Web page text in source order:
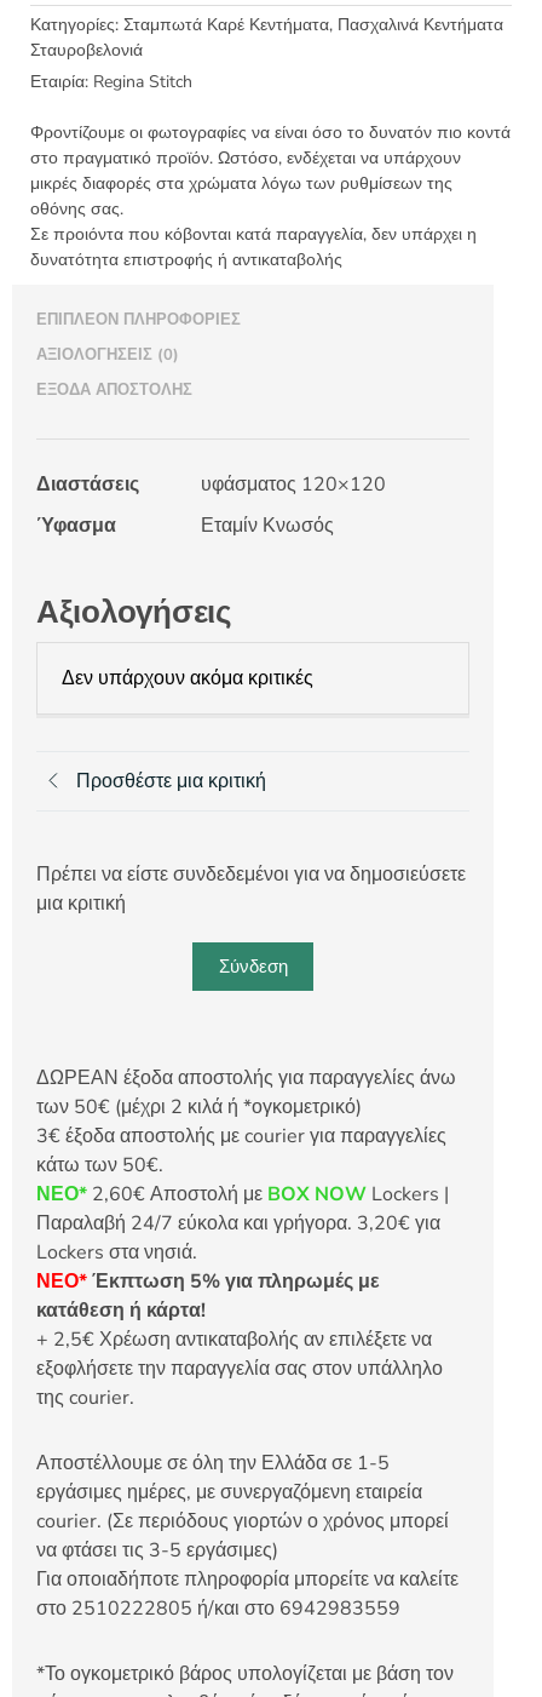
Κατηγορίες: Σταμπωτά Καρέ Κεντήματα, Πασχαλινά Κεντήματα
Σταυροβελονιά
Εταιρία: Regina Stitch
Φροντίζουμε οι φωτογραφίες να είναι όσο το δυνατόν πιο κοντά
στο πραγματικό προϊόν. Ωστόσο, ενδέχεται να υπάρχουν
μικρές διαφορές στα χρώματα λόγω των ρυθμίσεων της
οθόνης σας.
Σε προιόντα που κόβονται κατά παραγγελία, δεν υπάρχει η
δυνατότητα επιστροφής ή αντικαταβολής
ΕΠΙΠΛΈΟΝ ΠΛΗΡΟΦΟΡΊΕΣ
ΑΞΙΟΛΟΓΉΣΕΙΣ (0)
ΈΞΟΔΑ ΑΠΟΣΤΟΛΉΣ
Διαστάσεις
υφάσματος 120×120
Ύφασμα
Εταμίν Κνωσός
Αξιολογήσεις
Δεν υπάρχουν ακόμα κριτικές
Προσθέστε μια κριτική
Πρέπει να είστε συνδεδεμένοι για να δημοσιεύσετε
μια κριτική
Σύνδεση
ΔΩΡΕΑΝ έξοδα αποστολής για παραγγελίες άνω
των 50€ (μέχρι 2 κιλά ή *ογκομετρικό)
3€ έξοδα αποστολής με courier για παραγγελίες
κάτω των 50€.
ΝΕΟ* 2,60€ Αποστολή με BOX NOW Lockers |
Παραλαβή 24/7 εύκολα και γρήγορα. 3,20€ για
Lockers στα νησιά.
ΝΕΟ*Έκπτωση 5% για πληρωμές με
κατάθεση ή κάρτα!
+ 2,5€ Χρέωση αντικαταβολής αν επιλέξετε να
εξοφλήσετε την παραγγελία σας στον υπάλληλο
της courier.
Αποστέλλουμε σε όλη την Ελλάδα σε 1-5
εργάσιμες ημέρες, με συνεργαζόμενη εταιρεία
courier. (Σε περιόδους γιορτών ο χρόνος μπορεί
να φτάσει τις 3-5 εργάσιμες)
Για οποιαδήποτε πληροφορία μπορείτε να καλείτε
στο 2510222805 ή/και στο 6942983559
*Το ογκομετρικό βάρος υπολογίζεται με βάση τον